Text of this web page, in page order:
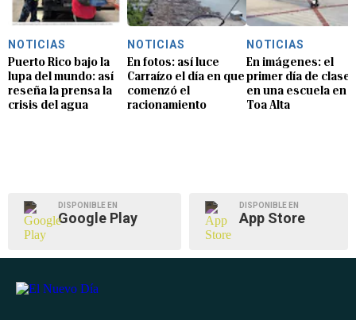
NOTICIAS
Puerto Rico bajo la
lupa del mundo: así
reseña la prensa la
crisis del agua
NOTICIAS
En fotos: así luce
Carraízo el día en que
comenzó el
racionamiento
NOTICIAS
En imágenes: el
primer día de clases
en una escuela en
Toa Alta
DISPONIBLE EN
Google Play
DISPONIBLE EN
App Store